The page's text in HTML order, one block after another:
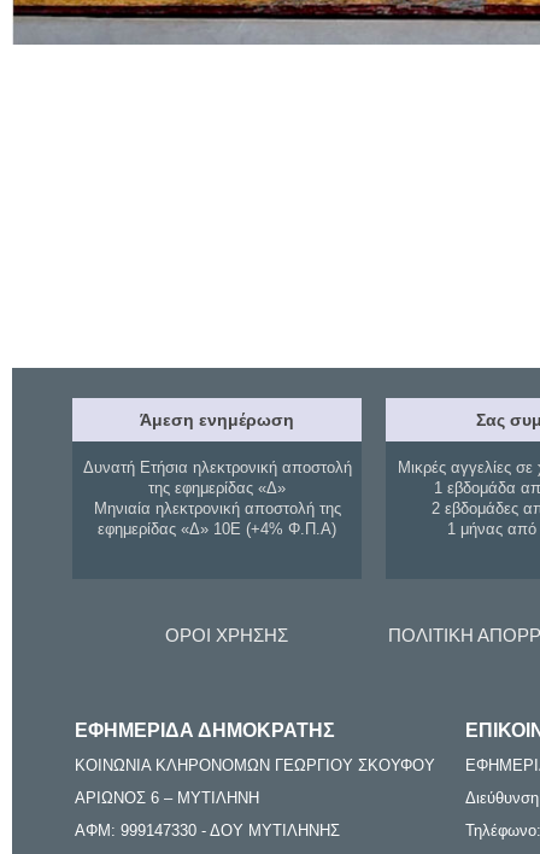
Άμεση ενημέρωση
Δυνατή Ετήσια ηλεκτρονική αποστολή
της εφημερίδας «Δ»
Μηνιαία ηλεκτρονική αποστολή της
εφημερίδας «Δ» 10Ε (+4% Φ.Π.Α)
Σας
Μικρές αγγελίες σε
1 εβδομάδα
2 εβδομάδες
1 μήνας
ΟΡΟΙ ΧΡΗΣΗΣ ΠΟΛΙΤΙΚΗ
ΕΦΗΜΕΡΙΔΑ ΔΗΜΟΚΡΑΤΗΣ
ΚΟΙΝΩΝΙΑ ΚΛΗΡΟΝΟΜΩΝ ΓΕΩΡΓΙΟΥ ΣΚΟΥΦΟΥ
ΑΡΙΩΝΟΣ 6 – ΜΥΤΙΛΗΝΗ
ΑΦΜ: 999147330 - ΔΟΥ ΜΥΤΙΛΗΝΗΣ